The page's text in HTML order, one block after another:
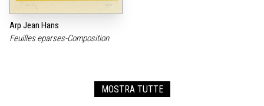
Arp Jean Hans
Feuilles eparses-Composition
MOSTRA TUTTE